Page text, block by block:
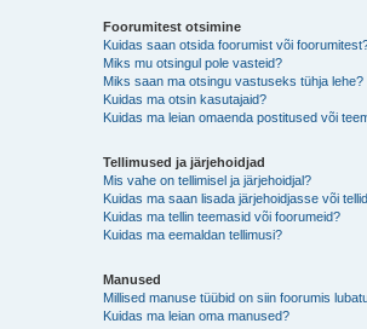
Foorumitest otsimine
Kuidas saan otsida foorumist või
Miks mu otsingul pole vasteid?
Miks saan ma otsingu vastuseks tühja lehe?
Kuidas ma otsin kasutajaid?
Kuidas ma leian omaenda postitused või
Tellimused ja järjehoidjad
Mis vahe on tellimisel ja järjehoidjal?
Kuidas ma saan lisada järjehoidjasse või
Kuidas ma tellin teemasid või foorumeid?
Kuidas ma eemaldan tellimusi?
Manused
Millised manuse tüübid on siin foorumis
Kuidas ma leian oma manused?